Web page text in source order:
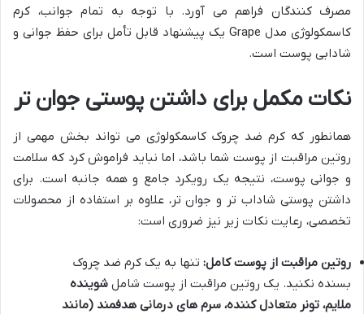
مصرف کنندگان فراهم می آورد. با توجه به تمام جوانب، کرم
کاسمکولوژی مدل Grape یک پیشنهاد قابل تأمل برای حفظ جوانی و
شادابی پوست است.
نکات مکمل برای داشتن پوستی جوان تر
همانطور که کرم ضد چروک کاسمکولوژی می تواند بخش مهمی از
روتین مراقبت از پوست شما باشد، اما نباید فراموش کرد که سلامت
و جوانی پوست، نتیجه یک رویکرد جامع و همه جانبه است. برای
داشتن پوستی شاداب تر و جوان تر، علاوه بر استفاده از محصولات
تخصصی، رعایت نکات زیر نیز ضروری است:
روتین مراقبت از پوست کامل: تنها به یک کرم ضد چروک
بسنده نکنید. یک روتین مراقبت از پوست شامل شوینده
ملایم، تونر متعادل کننده، سرم های درمانی هدفمند (مانند